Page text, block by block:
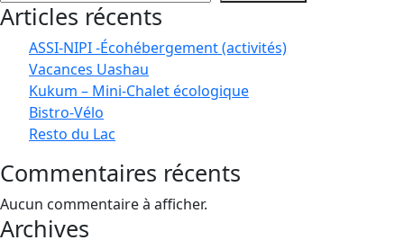
Articles récents
ASSI-NIPI -Écohébergement (activités)
Vacances Uashau
Kukum – Mini-Chalet écologique
Bistro-Vélo
Resto du Lac
Commentaires récents
Aucun commentaire à afficher.
Archives